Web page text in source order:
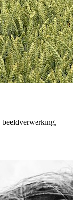
beeld­verwerking,